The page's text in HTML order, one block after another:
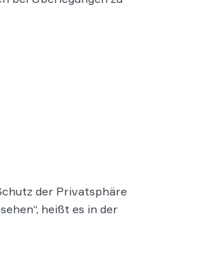
der Privatsphäre
heißt es in der